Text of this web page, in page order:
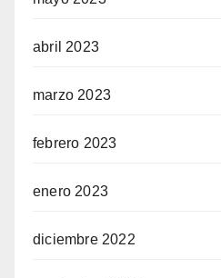
abril 2023
marzo 2023
febrero 2023
enero 2023
diciembre 2022